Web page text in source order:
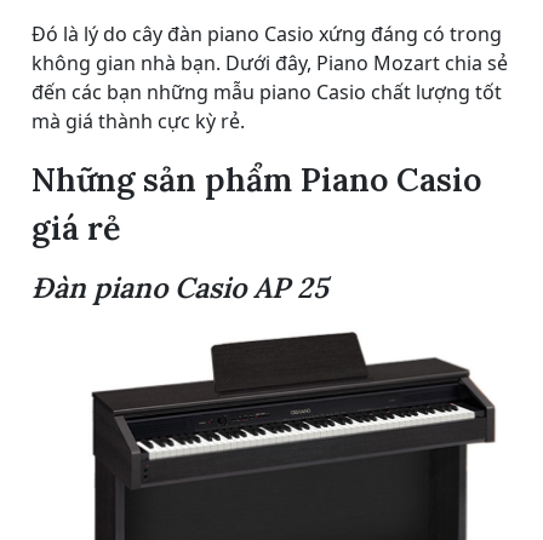
Đó là lý do cây đàn piano Casio xứng đáng có trong
không gian nhà bạn. Dưới đây, Piano Mozart chia sẻ
đến các bạn những mẫu piano Casio chất lượng tốt
mà giá thành cực kỳ rẻ.
Những sản phẩm Piano Casio
giá rẻ
Đàn piano Casio AP 25